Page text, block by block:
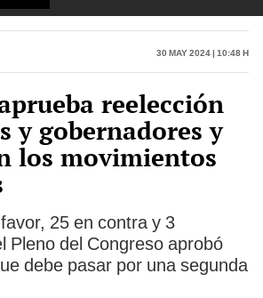
Petroperú | Sin Guion con
Rosa María Palacios
30 May 2024 | 10:48 h
reelección
y gobernadores y
los movimientos
25 en contra y 3
Pleno del Congreso aprobó
debe pasar por una segunda